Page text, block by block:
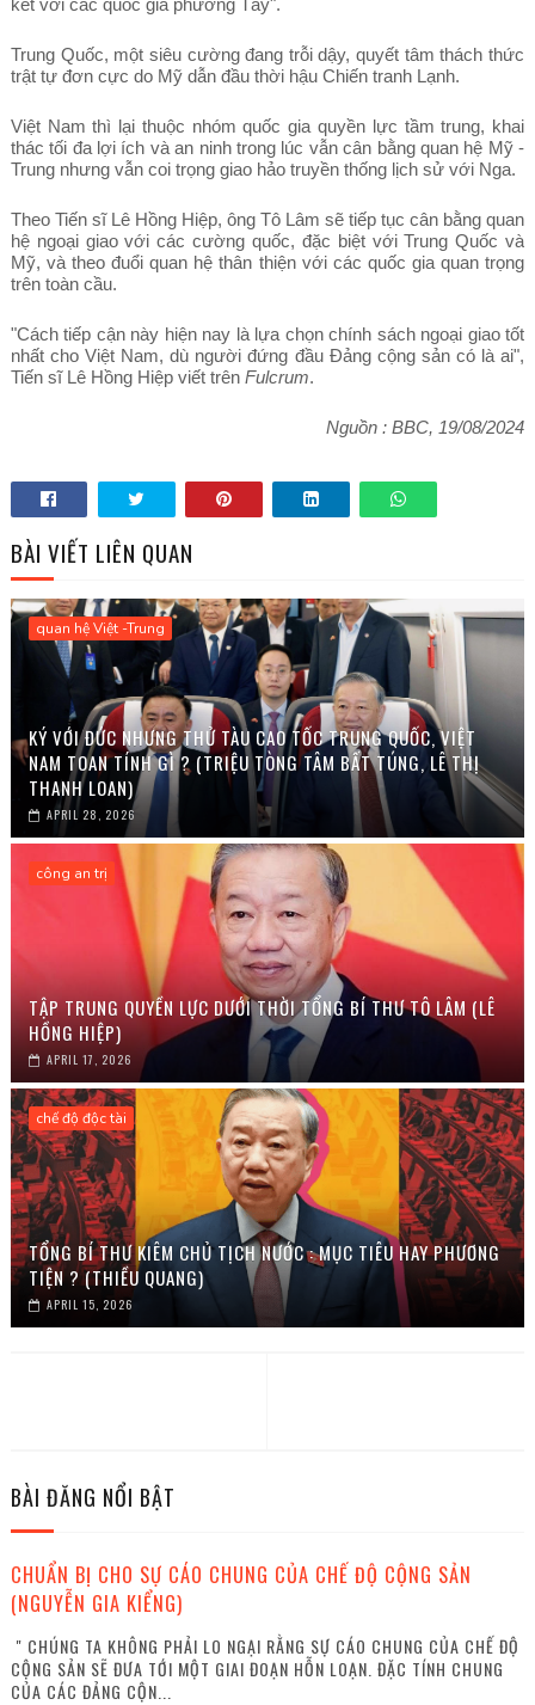
kết với các quốc gia phương Tây".
Trung Quốc, một siêu cường đang trỗi dậy, quyết tâm thách thức
trật tự đơn cực do Mỹ dẫn đầu thời hậu Chiến tranh Lạnh.
Việt Nam thì lại thuộc nhóm quốc gia quyền lực tầm trung, khai
thác tối đa lợi ích và an ninh trong lúc vẫn cân bằng quan hệ Mỹ -
Trung nhưng vẫn coi trọng giao hảo truyền thống lịch sử với Nga.
Theo Tiến sĩ Lê Hồng Hiệp, ông Tô Lâm sẽ tiếp tục cân bằng quan
hệ ngoại giao với các cường quốc, đặc biệt với Trung Quốc và
Mỹ, và theo đuổi quan hệ thân thiện với các quốc gia quan trọng
trên toàn cầu.
"Cách tiếp cận này hiện nay là lựa chọn chính sách ngoại giao tốt
nhất cho Việt Nam, dù người đứng đầu Đảng cộng sản có là ai",
Tiến sĩ Lê Hồng Hiệp viết trên Fulcrum.
Nguồn : BBC, 19/08/2024
BÀI VIẾT LIÊN QUAN
quan hệ Việt -Trung
KÝ VỚI ĐỨC NHƯNG THỬ TÀU CAO TỐC TRUNG QUỐC, VIỆT
NAM TOAN TÍNH GÌ ? (TRIỆU TÒNG TÂM BẤT TÚNG, LÊ THỊ
THANH LOAN)
APRIL 28, 2026
công an trị
TẬP TRUNG QUYỀN LỰC DƯỚI THỜI TỔNG BÍ THƯ TÔ LÂM (LÊ
HỒNG HIỆP)
APRIL 17, 2026
chế độ độc tài
TỔNG BÍ THƯ KIÊM CHỦ TỊCH NƯỚC : MỤC TIÊU HAY PHƯƠNG
TIỆN ? (THIỀU QUANG)
APRIL 15, 2026
BÀI ĐĂNG NỔI BẬT
CHUẨN BỊ CHO SỰ CÁO CHUNG CỦA CHẾ ĐỘ CỘNG SẢN
(NGUYỄN GIA KIỂNG)
" CHÚNG TA KHÔNG PHẢI LO NGẠI RẰNG SỰ CÁO CHUNG CỦA CHẾ ĐỘ
CỘNG SẢN SẼ ĐƯA TỚI MỘT GIAI ĐOẠN HỖN LOẠN. ĐẶC TÍNH CHUNG
CỦA CÁC ĐẢNG CỘN...